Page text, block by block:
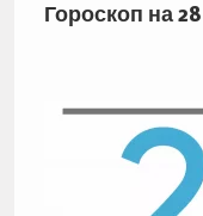
Гороскоп на